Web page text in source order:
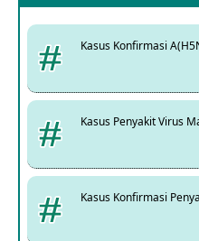
Kasus Konfirmasi
Kasus Penyakit Virus
Kasus Konfirmasi